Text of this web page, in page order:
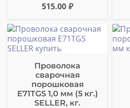
515.00 ₽
Проволока
сварочная
порошковая
Е71ТGS 1,0 мм (5 кг.)
SELLER, кг.